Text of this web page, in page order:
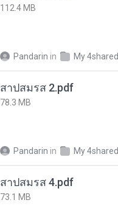
112.4 MB
Pandarin in My 4shared
สาปสมรส 2.pdf
78.3 MB
Pandarin in My 4shared
สาปสมรส 4.pdf
73.1 MB